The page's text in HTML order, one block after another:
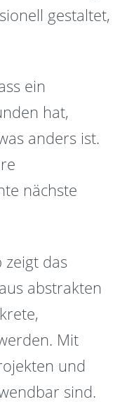
gestaltet,
ein
hat,
anders ist.
nächste
zeigt das
abstrakten
Mit
und
sind.